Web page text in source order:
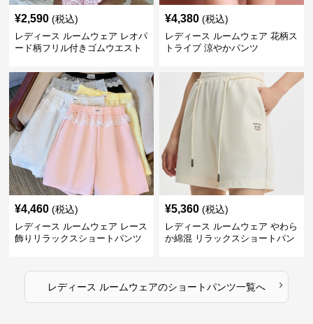
¥2,590 (税込)
レディース ルームウェア レオパ
ード柄フリル付きゴムウエスト
¥4,380 (税込)
レディース ルームウェア 花柄ス
トライプ 涼やかパンツ
¥4,460 (税込)
レディース ルームウェア レース
飾りリラックスショートパンツ
¥5,360 (税込)
レディース ルームウェア やわら
か綿混 リラックスショートパン
レディース ルームウェアのショートパンツ一覧へ ›